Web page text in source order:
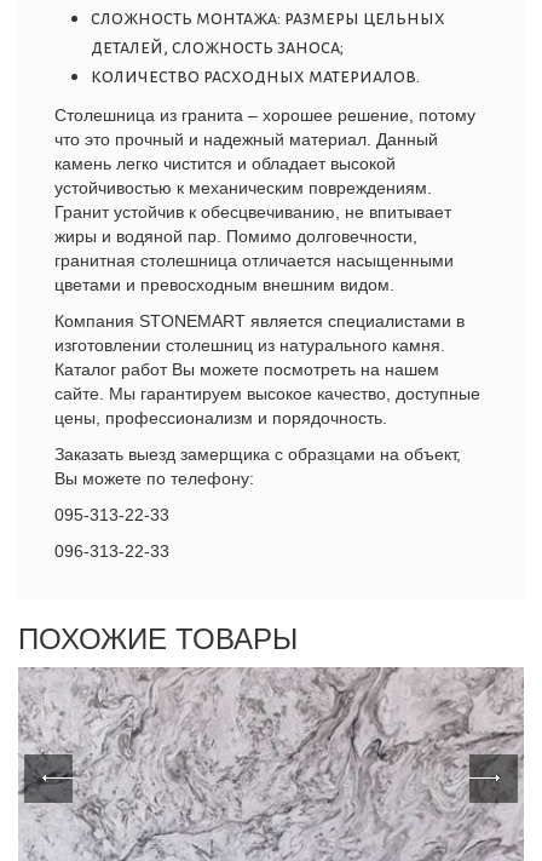
сложность монтажа: размеры цельных
деталей, сложность заноса;
количество расходных материалов.
Столешница из гранита – хорошее решение, потому
что это прочный и надежный материал. Данный
камень легко чистится и обладает высокой
устойчивостью к механическим повреждениям.
Гранит устойчив к обесцвечиванию, не впитывает
жиры и водяной пар. Помимо долговечности,
гранитная столешница отличается насыщенными
цветами и превосходным внешним видом.
Компания STONEMART является специалистами в
изготовлении столешниц из натурального камня.
Каталог работ Вы можете посмотреть на нашем
сайте. Мы гарантируем высокое качество, доступные
цены, профессионализм и порядочность.
Заказать выезд замерщика с образцами на объект,
Вы можете по телефону:
095-313-22-33
096-313-22-33
ПОХОЖИЕ ТОВАРЫ